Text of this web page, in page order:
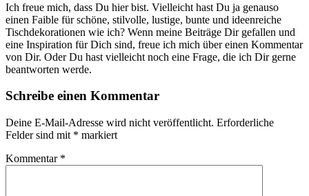
Ich freue mich, dass Du hier bist. Vielleicht hast Du ja genauso
einen Faible für schöne, stilvolle, lustige, bunte und ideenreiche
Tischdekorationen wie ich? Wenn meine Beiträge Dir gefallen und
eine Inspiration für Dich sind, freue ich mich über einen Kommentar
von Dir. Oder Du hast vielleicht noch eine Frage, die ich Dir gerne
beantworten werde.
Schreibe einen Kommentar
Deine E-Mail-Adresse wird nicht veröffentlicht. Erforderliche
Felder sind mit * markiert
Kommentar *